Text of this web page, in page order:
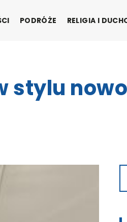
PODRÓŻE RELIGIA I
stylu